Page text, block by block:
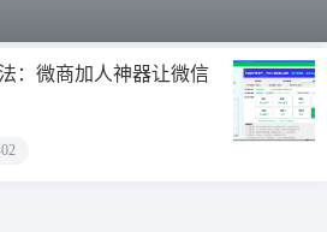
：微商加人神器让微信